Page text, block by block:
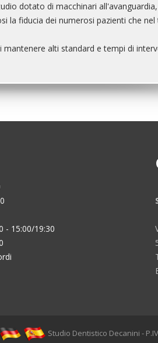
dotato di macchinari
la fiducia dei numerosi pazienti che
alti standard e tempi di
- 15:00/19:30
Studio Dentistico Decanini -